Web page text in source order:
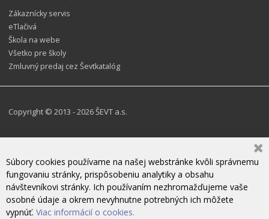
Zákaznícky servis
eTlačivá
Škola na webe
Všetko pre školy
Zmluvný predaj cez Ševtkatalóg
Copyright © 2013 - 2026 ŠEVT a.s.
Súbory cookies používame na našej webstránke kvôli správnemu
fungovaniu stránky, prispôsobeniu analytiky a obsahu
návštevníkovi stránky. Ich používaním nezhromažďujeme vaše
osobné údaje a okrem nevyhnutne potrebných ich môžete
vypnúť. Viac informácií o cookies.